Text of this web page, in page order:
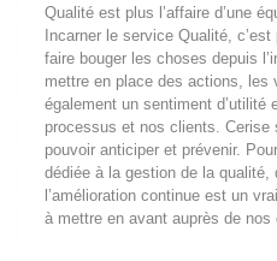
Qualité est plus l’affaire d’une
Incarner le service Qualité,
faire bouger les choses depuis
mettre en place des actions, les
également un sentiment d’utilité
processus et nos clients.
pouvoir anticiper et prévenir.
dédiée à la gestion de la qualité,
l’amélioration continue est un
à mettre en avant auprès de nos